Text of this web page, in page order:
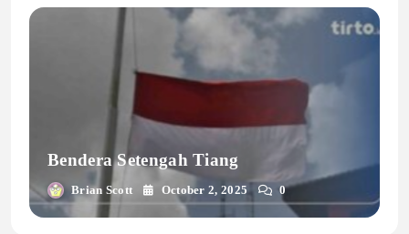
Bendera Setengah Tiang
Brian Scott October 2, 2025 0